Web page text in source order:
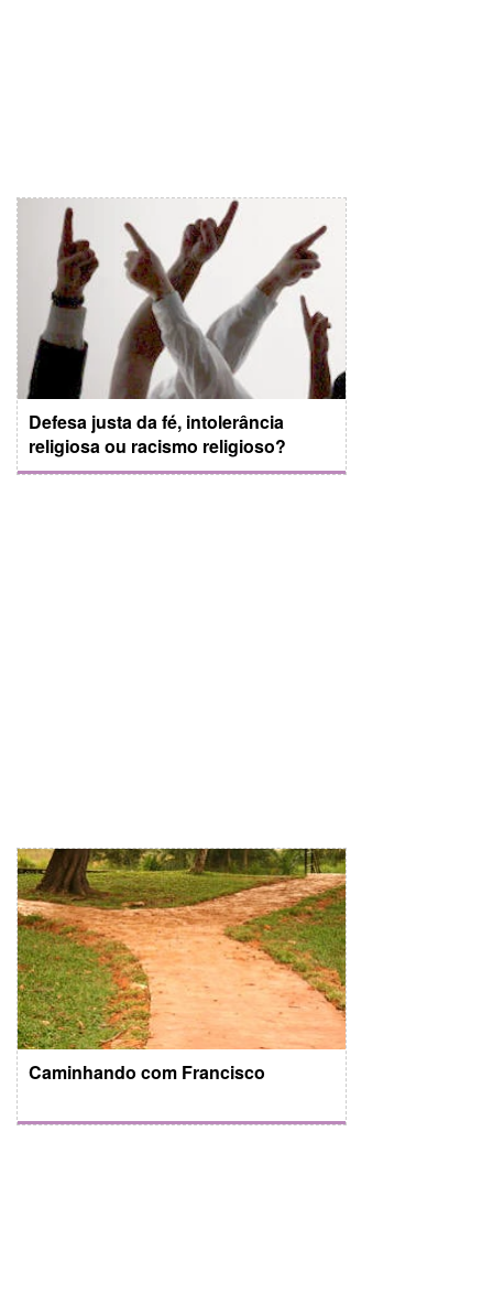
Defesa justa da fé, intolerância
religiosa ou racismo religioso?
Caminhando com Francisco